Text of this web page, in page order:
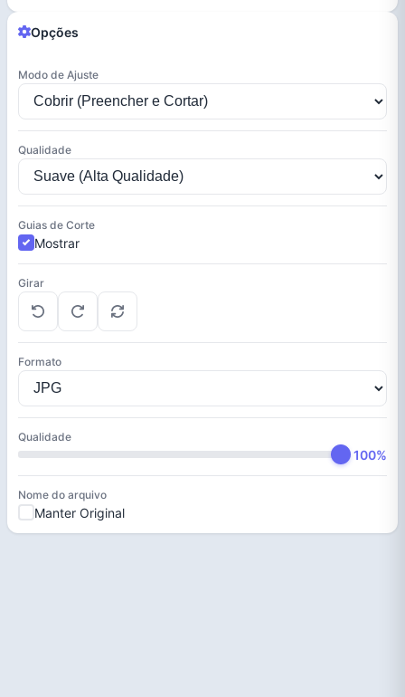
Opções
Modo de Ajuste
Qualidade
Guias de Corte
Mostrar
Girar
Formato
Qualidade
100%
Nome do arquivo
Manter Original